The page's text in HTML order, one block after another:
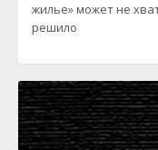
жилье» может не
решило